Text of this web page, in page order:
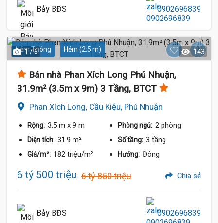
Bảy BĐS 0902696839
Hẻm Thông Hẻm (2.5 m)
1 / 6 143
Bán nhà Phan Xích Long Phú Nhuận,
31.9m² (3.5m x 9m) 3 Tầng, BTCT
Phan Xích Long, Cầu Kiệu, Phú Nhuận
Rộng: 3.5 m x 9 m Phòng ngủ: 2 phòng
Diện tích: 31.9 m² Số tầng: 3 tầng
Giá/m²: 182 triệu/m² Hướng: Đông
6 tỷ 500 triệu 6 tỷ 850 triệu Chia sẻ
Bảy BĐS 0902696839